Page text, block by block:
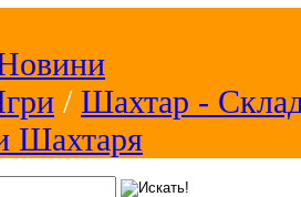
/ Шахтар -
Шахтаря